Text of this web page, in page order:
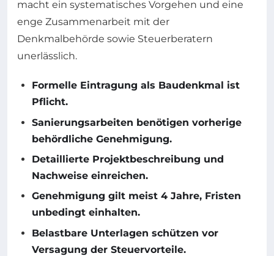
macht ein systematisches Vorgehen und eine
enge Zusammenarbeit mit der
Denkmalbehörde sowie Steuerberatern
unerlässlich.
Formelle Eintragung als Baudenkmal ist
Pflicht.
Sanierungsarbeiten benötigen vorherige
behördliche Genehmigung.
Detaillierte Projektbeschreibung und
Nachweise einreichen.
Genehmigung gilt meist 4 Jahre, Fristen
unbedingt einhalten.
Belastbare Unterlagen schützen vor
Versagung der Steuervorteile.